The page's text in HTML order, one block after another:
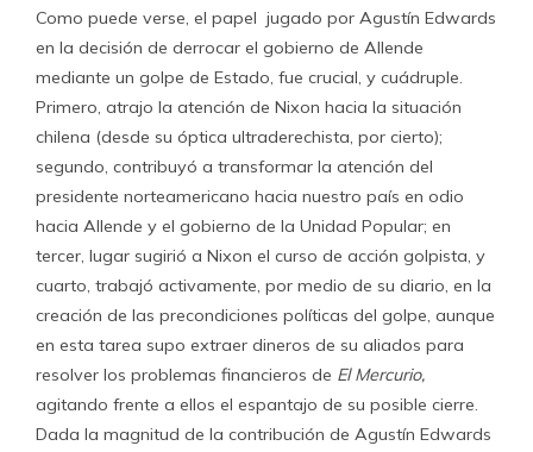
Como puede verse, el papel jugado por Agustín Edwards
en la decisión de derrocar el gobierno de Allende
mediante un golpe de Estado, fue crucial, y cuádruple.
Primero, atrajo la atención de Nixon hacia la situación
chilena (desde su óptica ultraderechista, por cierto);
segundo, contribuyó a transformar la atención del
presidente norteamericano hacia nuestro país en odio
hacia Allende y el gobierno de la Unidad Popular; en
tercer, lugar sugirió a Nixon el curso de acción golpista, y
cuarto, trabajó activamente, por medio de su diario, en la
creación de las precondiciones políticas del golpe, aunque
en esta tarea supo extraer dineros de su aliados para
resolver los problemas financieros de El Mercurio,
agitando frente a ellos el espantajo de su posible cierre.
Dada la magnitud de la contribución de Agustín Edwards